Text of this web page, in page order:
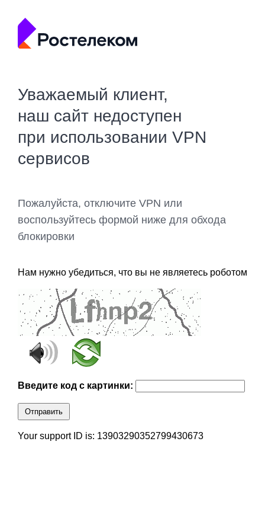
Уважаемый клиент,
наш сайт недоступен
при использовании VPN
сервисов
Пожалуйста, отключите VPN или
воспользуйтесь формой ниже для обхода
блокировки
Нам нужно убедиться, что вы не являетесь роботом
Введите код с картинки:
Отправить
Your support ID is: 13903290352799430673